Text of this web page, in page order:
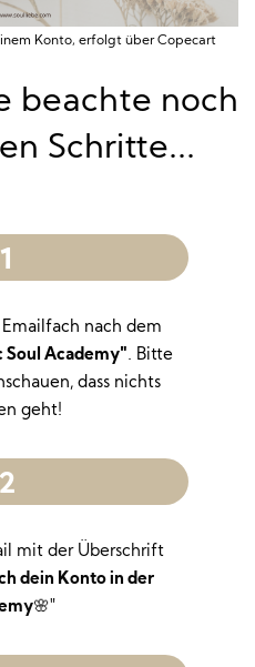
Konto, erfolgt über Copecart
beachte noch
Schritte...
1
nach dem
Soul Academy". Bitte
dass nichts
geht!
2
mit der Überschrift
dein Konto in der
🌸"